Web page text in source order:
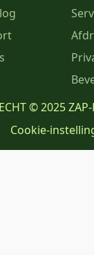
© 2025
Cookie-